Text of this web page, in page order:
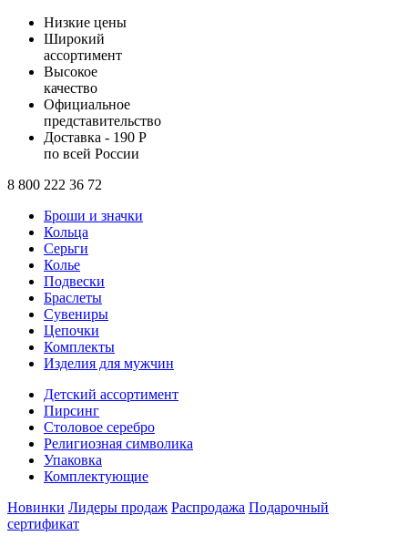
Низкие цены
Широкий
ассортимент
Высокое
качество
Официальное
представительство
Доставка - 190 Р
по всей России
8 800 222 36 72
Броши и значки
Кольца
Серьги
Колье
Подвески
Браслеты
Сувениры
Цепочки
Комплекты
Изделия для мужчин
Детский ассортимент
Пирсинг
Столовое серебро
Религиозная символика
Упаковка
Комплектующие
Новинки Лидеры продаж Распродажа Подарочный
сертификат